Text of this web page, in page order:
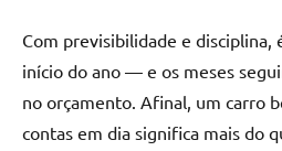
Com previsibilidade e disciplina,
início do ano — e os meses
no orçamento. Afinal, um carro
contas em dia significa mais do